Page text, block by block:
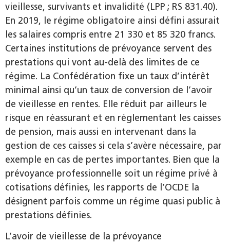
vieillesse, survivants et invalidité (LPP ; RS 831.40).
En 2019, le régime obligatoire ainsi défini assurait
les salaires compris entre 21 330 et 85 320 francs.
Certaines institutions de prévoyance servent des
prestations qui vont au-delà des limites de ce
régime. La Confédération fixe un taux d’intérêt
minimal ainsi qu’un taux de conversion de l’avoir
de vieillesse en rentes. Elle réduit par ailleurs le
risque en réassurant et en réglementant les caisses
de pension, mais aussi en intervenant dans la
gestion de ces caisses si cela s’avère nécessaire, par
exemple en cas de pertes importantes. Bien que la
prévoyance professionnelle soit un régime privé à
cotisations définies, les rapports de l’OCDE la
désignent parfois comme un régime quasi public à
prestations définies.
L’avoir de vieillesse de la prévoyance